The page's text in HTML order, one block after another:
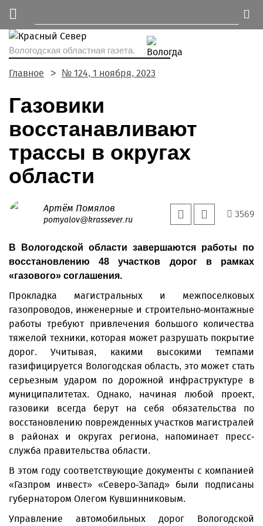
Вологодская областная газета.
Главное № 124, 1 ноября, 2023
Газовики
восстанавливают
трассы в округах
области
Артём Помялов
pomyalov@krassever.ru
3569
В Вологодской области завершаются работы по
восстановлению 48 участков дорог в рамках
«газового» соглашения.
Прокладка магистральных и межпоселковых
газопроводов, инженерные и строительно-монтажные
работы требуют привлечения большого количества
тяжелой техники, которая может разрушать покрытие
дорог. Учитывая, какими высокими темпами
газифицируется Вологодская область, это может стать
серьезным ударом по дорожной инфраструктуре в
муниципалитетах. Однако, начиная любой проект,
газовики всегда берут на себя обязательства по
восстановлению поврежденных участков магистралей
в районах и округах региона, напоминает пресс-
служба правительства области.
В этом году соответствующие документы с компанией
«Газпром инвест» «Северо-Запад» были подписаны
губернатором Олегом Кувшинниковым.
Управление автомобильных дорог Вологодской